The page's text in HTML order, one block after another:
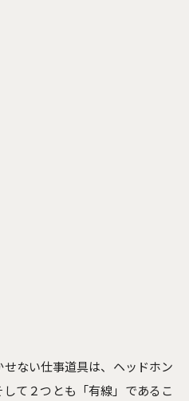
ない仕事道具は、ヘッドホン
て２つとも「有線」であるこ